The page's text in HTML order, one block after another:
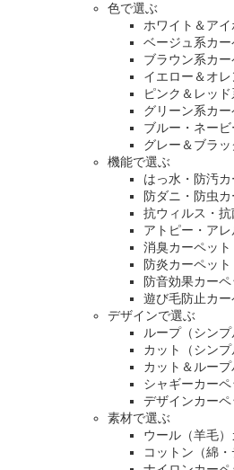
色で選ぶ
ホワイト＆ア
ベージュ系カー
ブラウン系カー
イエロー＆オ
ピンク＆レッ
グリーン系カー
ブルー・ネー
グレー＆ブラ
機能で選ぶ
はっ水・防汚カ
防ダニ・防虫カ
抗ウィルス・抗
アトピー・ア
消臭カーペット
防炎カーペット
防音効果カーペ
遊び毛防止カー
デザインで選ぶ
ループ（シン
カット（シン
カット＆ルー
シャギーカーペ
デザインカーペ
素材で選ぶ
ウール（羊毛）
コットン（綿